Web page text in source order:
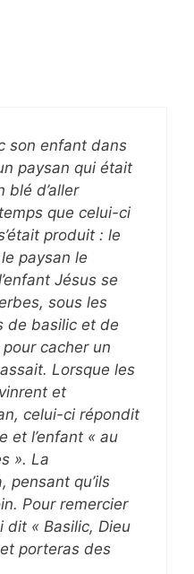
son enfant dans
paysan qui était
blé d’aller
que celui-ci
produit : le
paysan le
Jésus se
sous les
de basilic et de
cacher un
Lorsque les
et
celui-ci répondit
et l’enfant « au
». La
pensant qu’ils
Pour remercier
dit « Basilic, Dieu
porteras des